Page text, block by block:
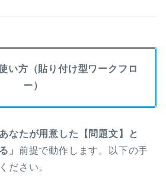
い方（貼り付け型ワークフロ
ー）
あなたが用意した【問題文】と
」 前提で動作します。以下の手
ださい。